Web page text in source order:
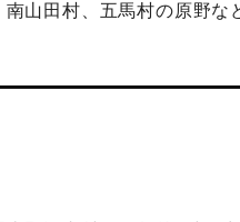
山田村、五馬村の原野な